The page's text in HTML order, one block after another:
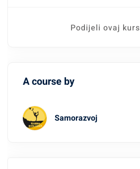
Podijeli ovaj kurs
A course by
Samorazvoj